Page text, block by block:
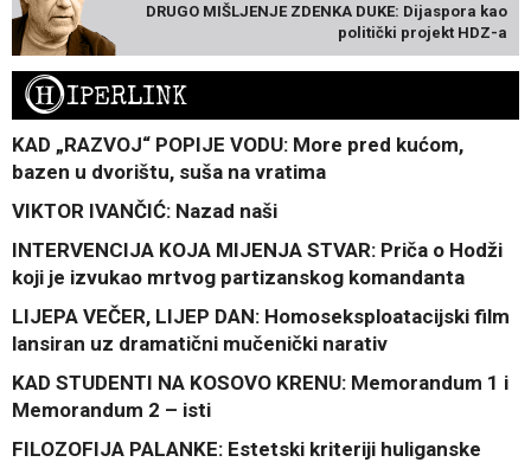
DRUGO MIŠLJENJE ZDENKA DUKE: Dijaspora kao
politički projekt HDZ-a
HIPERLINK
KAD „RAZVOJ“ POPIJE VODU: More pred kućom,
bazen u dvorištu, suša na vratima
VIKTOR IVANČIĆ: Nazad naši
INTERVENCIJA KOJA MIJENJA STVAR: Priča o Hodži
koji je izvukao mrtvog partizanskog komandanta
LIJEPA VEČER, LIJEP DAN: Homoseksploatacijski film
lansiran uz dramatični mučenički narativ
KAD STUDENTI NA KOSOVO KRENU: Memorandum 1 i
Memorandum 2 – isti
FILOZOFIJA PALANKE: Estetski kriteriji huliganske